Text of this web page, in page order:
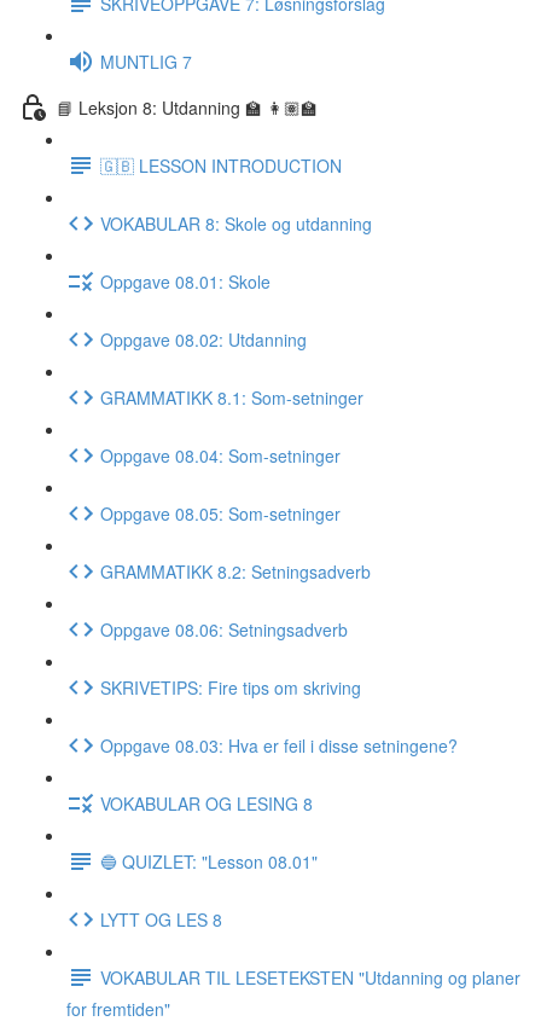
MUNTLIG 7
📘 Leksjon 8: Utdanning 🏫 👩🏽‍🏫
🇬🇧 LESSON INTRODUCTION
VOKABULAR 8: Skole og utdanning
Oppgave 08.01: Skole
Oppgave 08.02: Utdanning
GRAMMATIKK 8.1: Som-setninger
Oppgave 08.04: Som-setninger
Oppgave 08.05: Som-setninger
GRAMMATIKK 8.2: Setningsadverb
Oppgave 08.06: Setningsadverb
SKRIVETIPS: Fire tips om skriving
Oppgave 08.03: Hva er feil i disse setningene?
VOKABULAR OG LESING 8
🔵 QUIZLET: "Lesson 08.01"
LYTT OG LES 8
VOKABULAR TIL LESETEKSTEN "Utdanning og planer
for fremtiden"